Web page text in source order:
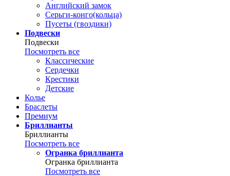
Английский замок
Серьги-конго(кольца)
Пусеты (гвоздики)
Подвески
Подвески
Посмотреть все
Классические
Сердечки
Крестики
Детские
Колье
Браслеты
Премиум
Бриллианты
Бриллианты
Посмотреть все
Огранка бриллианта
Огранка бриллианта
Посмотреть все